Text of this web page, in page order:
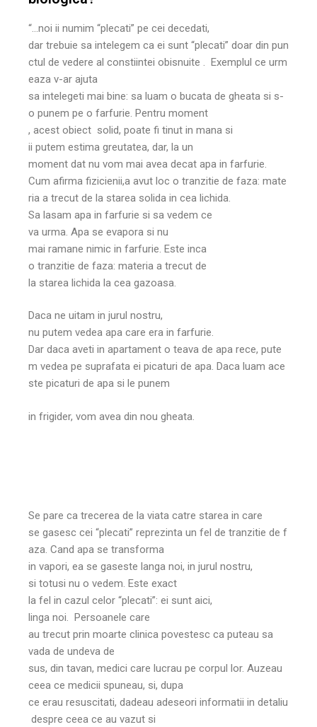
“…noi ii numim “plecati” pe cei decedati,
dar trebuie sa intelegem ca ei sunt “plecati” doar din pun
ctul de vedere al constiintei obisnuite . Exemplul ce urm
eaza v-ar ajuta
sa intelegeti mai bine: sa luam o bucata de gheata si s-
o punem pe o farfurie. Pentru moment
, acest obiect solid, poate fi tinut in mana si
ii putem estima greutatea, dar, la un
moment dat nu vom mai avea decat apa in farfurie.
Cum afirma fizicienii,a avut loc o tranzitie de faza: mate
ria a trecut de la starea solida in cea lichida.
Sa lasam apa in farfurie si sa vedem ce
va urma. Apa se evapora si nu
mai ramane nimic in farfurie. Este inca
o tranzitie de faza: materia a trecut de
la starea lichida la cea gazoasa.
Daca ne uitam in jurul nostru,
nu putem vedea apa care era in farfurie.
Dar daca aveti in apartament o teava de apa rece, pute
m vedea pe suprafata ei picaturi de apa. Daca luam ace
ste picaturi de apa si le punem
in frigider, vom avea din nou gheata.
Se pare ca trecerea de la viata catre starea in care
se gasesc cei “plecati” reprezinta un fel de tranzitie de f
aza. Cand apa se transforma
in vapori, ea se gaseste langa noi, in jurul nostru,
si totusi nu o vedem. Este exact
la fel in cazul celor “plecati”: ei sunt aici,
linga noi. Persoanele care
au trecut prin moarte clinica povestesc ca puteau sa
vada de undeva de
sus, din tavan, medici care lucrau pe corpul lor. Auzeau
ceea ce medicii spuneau, si, dupa
ce erau resuscitati, dadeau adeseori informatii in detaliu
despre ceea ce au vazut si